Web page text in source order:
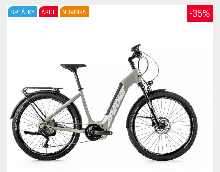
-35%
SPLÁTKY AKCE NOVINKA